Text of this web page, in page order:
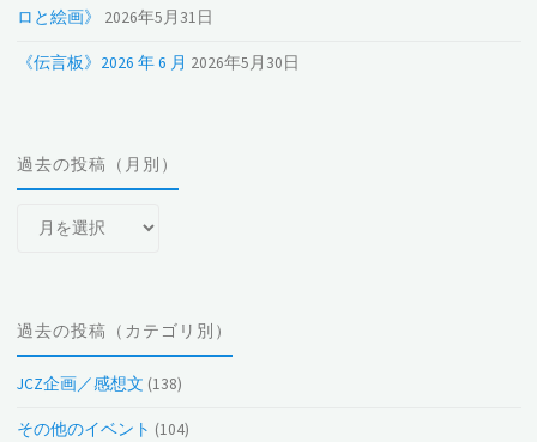
ロと絵画》
2026年5月31日
《伝言板》2026 年 6 月 2026年5月30日
過去の投稿（月別）
稿
（月
別）
過去の投稿（カテゴリ別）
JCZ企画／感想文 (138)
その他のイベント (104)